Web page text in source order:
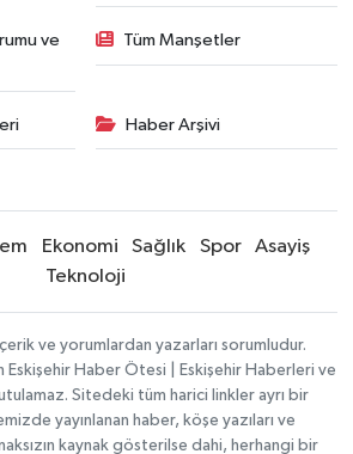
ve
Tüm Manşetler
Haber Arşivi
Ekonomi Sağlık Spor
Asayiş
Teknoloji
ve yorumlardan yazarları sorumludur.
Eskişehir Haber Ötesi | Eskişehir Haberleri ve
Sitedeki tüm harici linkler ayrı bir
yayınlanan haber, köşe yazıları ve
kaynak gösterilse dahi, herhangi bir